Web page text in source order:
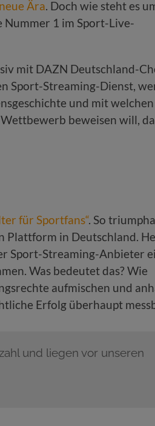
neue Ära. Doch wie steht es
Nummer 1 im Sport-Live-
mit DAZN Deutschland-
Sport-Streaming-Dienst,
und mit welchen
beweisen will,
für Sportfans“. So
Plattform in Deutschland.
Sport-Streaming-Anbieter
Was bedeutet das? Wie
aufmischen und
Erfolg überhaupt
und liegen vor unseren